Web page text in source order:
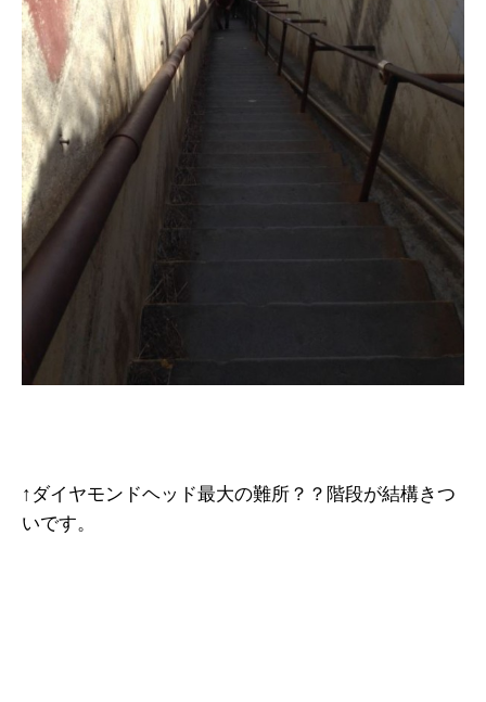
↑ダイヤモンドヘッド最大の難所？？階段が結構きつ
いです。